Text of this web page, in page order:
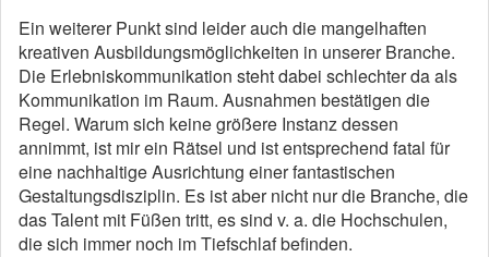
Ein weiterer Punkt sind leider auch die mangelhaften
kreativen Ausbildungsmöglichkeiten in unserer Branche.
Die Erlebniskommunikation steht dabei schlechter da als
Kommunikation im Raum. Ausnahmen bestätigen die
Regel. Warum sich keine größere Instanz dessen
annimmt, ist mir ein Rätsel und ist entsprechend fatal für
eine nachhaltige Ausrichtung einer fantastischen
Gestaltungsdisziplin. Es ist aber nicht nur die Branche, die
das Talent mit Füßen tritt, es sind v. a. die Hochschulen,
die sich immer noch im Tiefschlaf befinden.